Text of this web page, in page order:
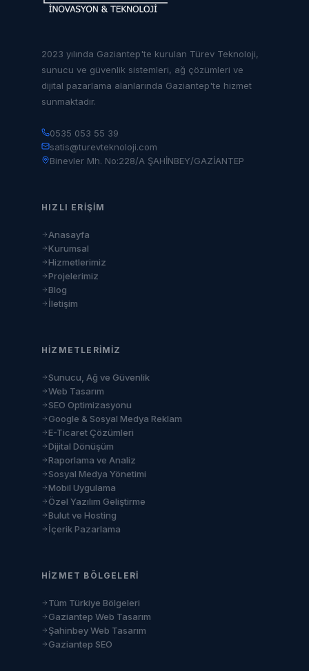
2023 yılında Gaziantep'te kurulan Türev Teknoloji,
sunucu ve güvenlik sistemleri, ağ çözümleri ve
dijital pazarlama alanlarında Gaziantep'te hizmet
sunmaktadır.
0535 053 55 39
satis@turevteknoloji.com
Binevler Mh. No:228/A ŞAHİNBEY/GAZİANTEP
HIZLI ERIŞIM
Anasayfa
Kurumsal
Hizmetlerimiz
Projelerimiz
Blog
İletişim
HIZMETLERIMIZ
Sunucu, Ağ ve Güvenlik
Web Tasarım
SEO Optimizasyonu
Google & Sosyal Medya Reklam
E-Ticaret Çözümleri
Dijital Dönüşüm
Raporlama ve Analiz
Sosyal Medya Yönetimi
Mobil Uygulama
Özel Yazılım Geliştirme
Bulut ve Hosting
İçerik Pazarlama
HIZMET BÖLGELERI
Tüm Türkiye Bölgeleri
Gaziantep Web Tasarım
Şahinbey Web Tasarım
Gaziantep SEO